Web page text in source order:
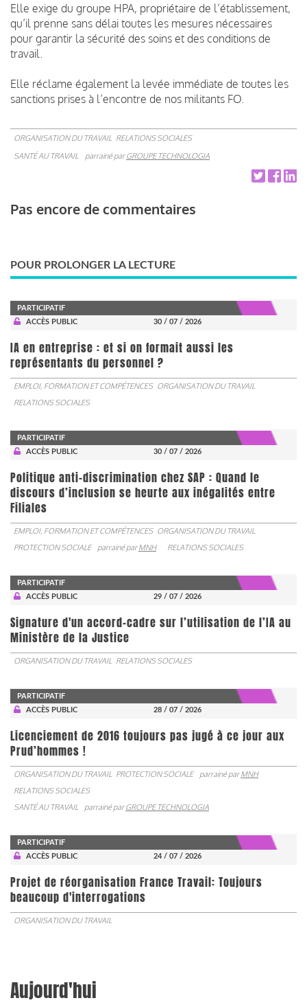
Elle exige du groupe HPA, propriétaire de l’établissement,
qu’il prenne sans délai toutes les mesures nécessaires
pour garantir la sécurité des soins et des conditions de
travail.
Elle réclame également la levée immédiate de toutes les
sanctions prises à l’encontre de nos militants FO.
ORGANISATION DU TRAVAIL RELATIONS SOCIALES
SANTÉ AU TRAVAIL
parrainé parGROUPE TECHNOLOGIA
Pas encore de commentaires
POUR PROLONGER LA LECTURE
PARTICIPATIF
ACCÈS PUBLIC
30 / 07 / 2026
IA en entreprise : et si on formait aussi les
représentants du personnel ?
EMPLOI, FORMATION ET COMPÉTENCES ORGANISATION DU TRAVAIL
RELATIONS SOCIALES
PARTICIPATIF
ACCÈS PUBLIC
30 / 07 / 2026
Politique anti-discrimination chez SAP : Quand le
discours d’inclusion se heurte aux inégalités entre
Filiales
EMPLOI, FORMATION ET COMPÉTENCES ORGANISATION DU TRAVAIL
PROTECTION SOCIALE
parrainé parMNH RELATIONS SOCIALES
PARTICIPATIF
ACCÈS PUBLIC
29 / 07 / 2026
Signature d'un accord-cadre sur l’utilisation de l’IA au
Ministère de la Justice
ORGANISATION DU TRAVAIL RELATIONS SOCIALES
PARTICIPATIF
ACCÈS PUBLIC
28 / 07 / 2026
Licenciement de 2016 toujours pas jugé à ce jour aux
Prud’hommes !
ORGANISATION DU TRAVAIL PROTECTION SOCIALE parrainé parMNH
RELATIONS SOCIALES
SANTÉ AU TRAVAIL
parrainé parGROUPE TECHNOLOGIA
PARTICIPATIF
ACCÈS PUBLIC
24 / 07 / 2026
Projet de réorganisation France Travail: Toujours
beaucoup d'interrogations
ORGANISATION DU TRAVAIL
Aujourd'hui